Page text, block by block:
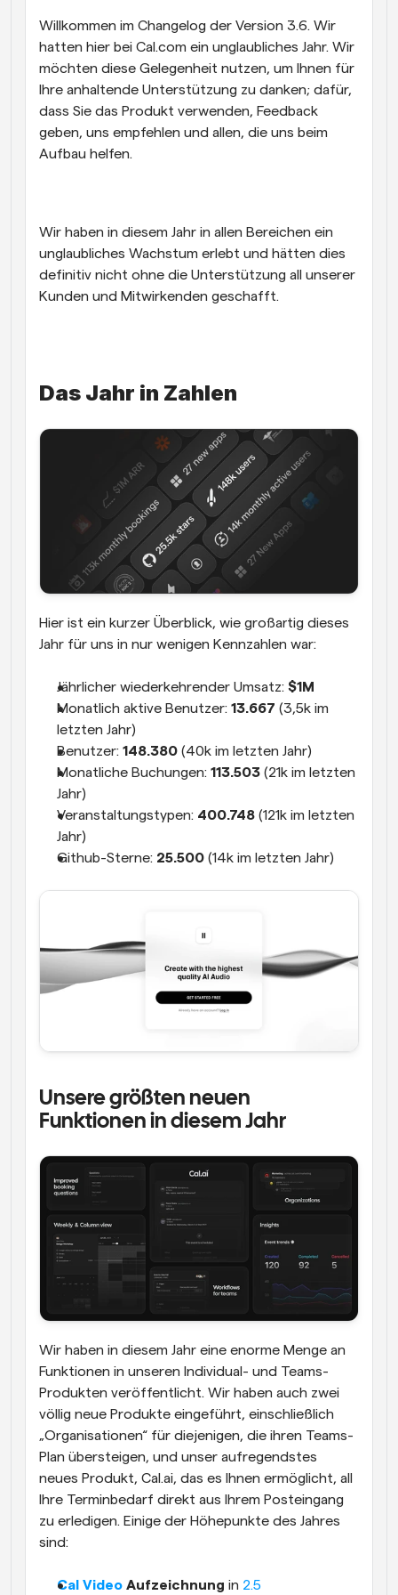
Supercharged Planung mit KI-gestützten Anrufen
Arbeitsabläufe
Automatisieren Sie die Planung und Erinnerungen
Blog
Bleiben Sie auf dem Laufenden über die neuesten
Nachrichten und Updates.
Sofortige Besprechungen
Nahtlos Meetings mit mehreren Personen buchen
Webhooks
Erhalten Sie eine Benachrichtigung, wenn etwas
Willkommen im Changelog der Version 3.6. Wir
hatten hier bei Cal.com ein unglaubliches Jahr. Wir
möchten diese Gelegenheit nutzen, um Ihnen für
Ihre anhaltende Unterstützung zu danken; dafür,
dass Sie das Produkt verwenden, Feedback
geben, uns empfehlen und allen, die uns beim
Aufbau helfen.
Wir haben in diesem Jahr in allen Bereichen ein
unglaubliches Wachstum erlebt und hätten dies
definitiv nicht ohne die Unterstützung all unserer
Kunden und Mitwirkenden geschafft.
Das Jahr in Zahlen
Hier ist ein kurzer Überblick, wie großartig dieses
Jahr für uns in nur wenigen Kennzahlen war:
Jährlicher wiederkehrender Umsatz: $1M
Monatlich aktive Benutzer: 13.667 (3,5k im
letzten Jahr)
Benutzer: 148.380 (40k im letzten Jahr)
Monatliche Buchungen: 113.503 (21k im letzten
Jahr)
Veranstaltungstypen: 400.748 (121k im letzten
Jahr)
Github-Sterne: 25.500 (14k im letzten Jahr)
Unsere größten neuen
Funktionen in diesem Jahr
Wir haben in diesem Jahr eine enorme Menge an
Funktionen in unseren Individual- und Teams-
Produkten veröffentlicht. Wir haben auch zwei
völlig neue Produkte eingeführt, einschließlich
„Organisationen“ für diejenigen, die ihren Teams-
Plan übersteigen, und unser aufregendstes
neues Produkt, Cal.ai, das es Ihnen ermöglicht, all
Ihre Terminbedarf direkt aus Ihrem Posteingang
zu erledigen. Einige der Höhepunkte des Jahres
sind:
Cal Video Aufzeichnung in 2.5